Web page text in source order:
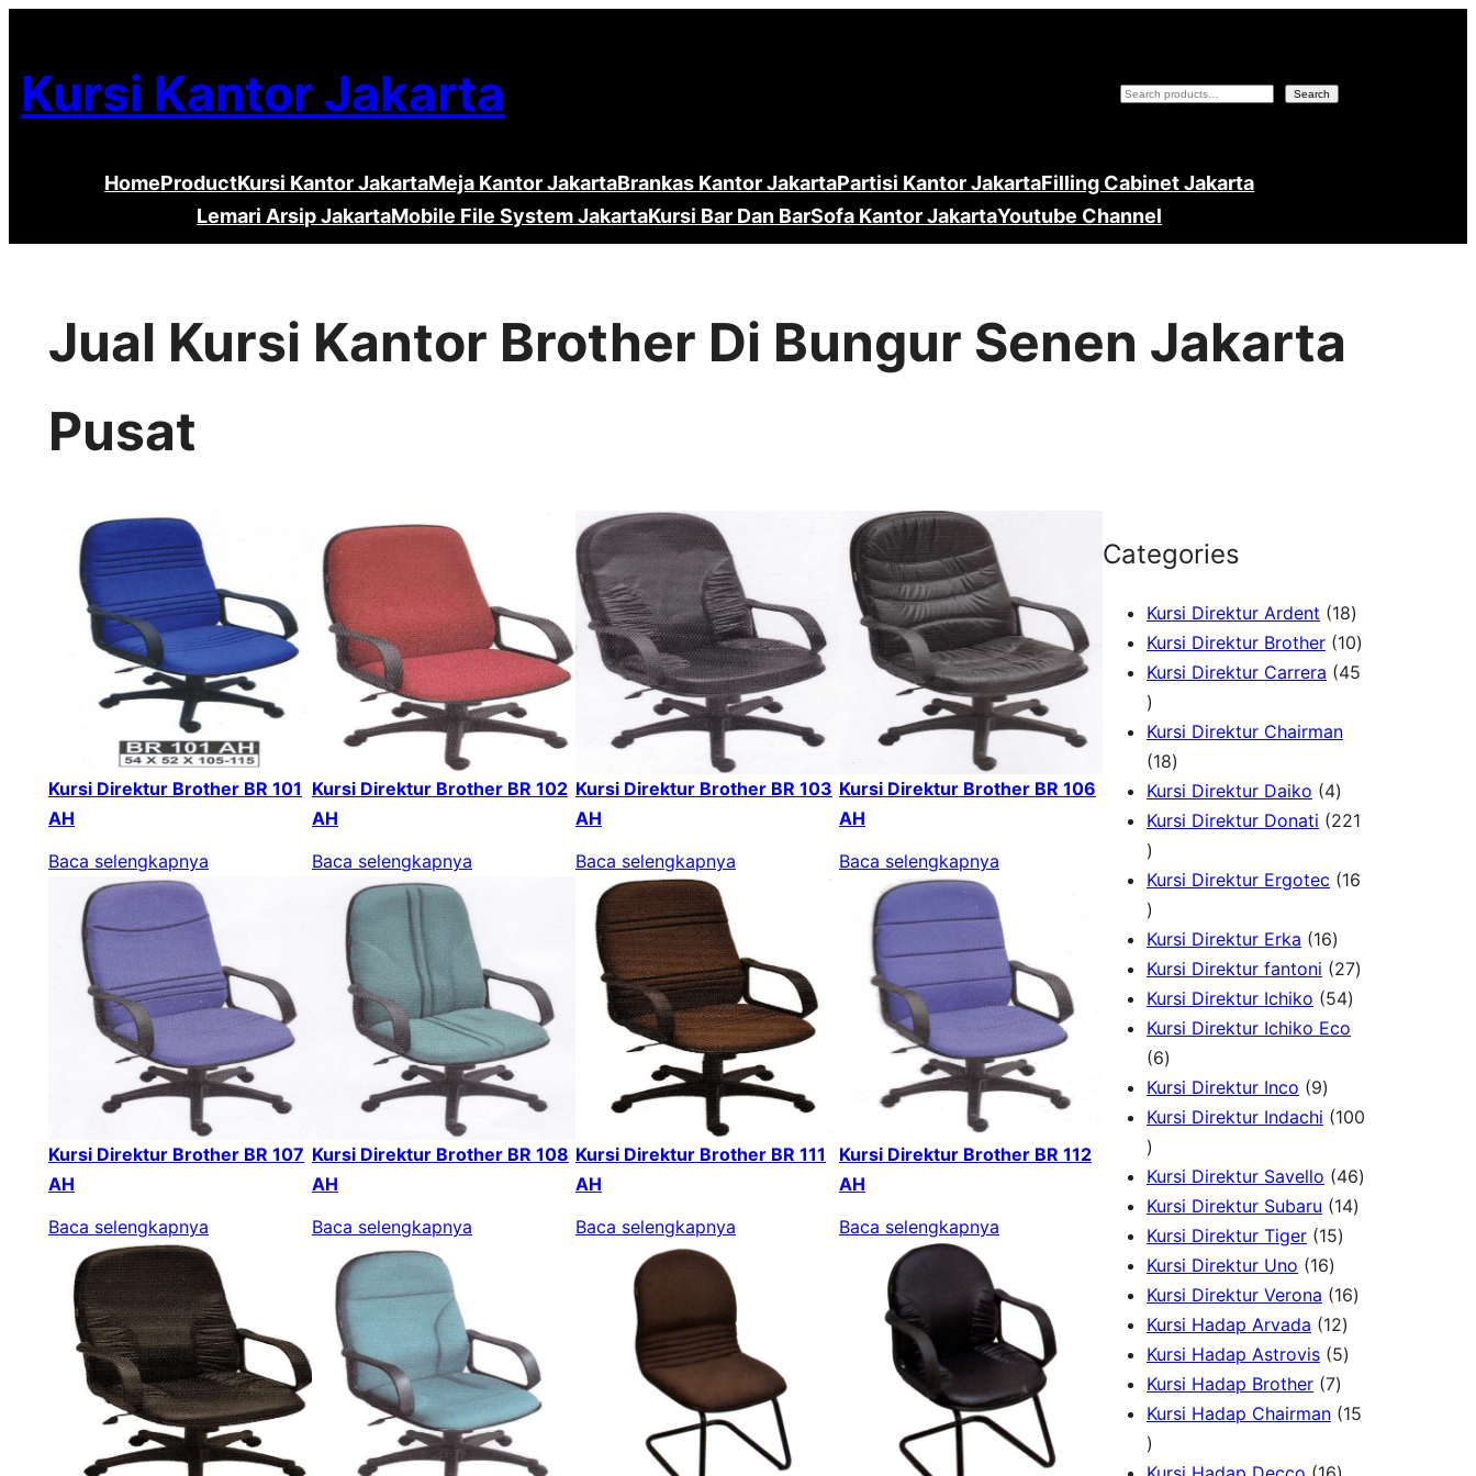
ke
konten
Kursi Kantor Jakarta Search Search
HomeProductKursi Kantor JakartaMeja Kantor JakartaBrankas Kantor JakartaPartisi Kantor JakartaFilling Cabinet Jakarta
Lemari Arsip JakartaMobile File System JakartaKursi Bar Dan BarSofa Kantor JakartaYoutube Channel
Jual Kursi Kantor Brother Di Bungur Senen Jakarta
Pusat
Kursi Direktur Brother BR 101
AH
Baca selengkapnya
Kursi Direktur Brother BR 102
AH
Baca selengkapnya
Kursi Direktur Brother BR 103
AH
Baca selengkapnya
Kursi Direktur Brother BR 106
AH
Baca selengkapnya
Kursi Direktur Brother BR 107
AH
Baca selengkapnya
Kursi Direktur Brother BR 108
AH
Baca selengkapnya
Kursi Direktur Brother BR 111
AH
Baca selengkapnya
Kursi Direktur Brother BR 112
AH
Baca selengkapnya
Categories
Kursi Direktur Ardent 181
8
P
k
Kursi Direktur Brother 101
0
u
Kursi Direktur Carrera
45
4
5
P
r
o
d
u
k
Kursi Direktur Chairman
181
8
P
o
u
k
Kursi Direktur Daiko 44
P
o
u
k
Kursi Direktur Donati
221
2
2
1
P
r
o
d
u
k
Kursi Direktur Ergotec
16
1
6
P
r
o
d
u
k
Kursi Direktur Erka 161
6
P
r
u
Kursi Direktur fantoni 272
d
k
Kursi Direktur Ichiko 545
4
o
u
k
Kursi Direktur Ichiko Eco
66
P
r
d
u
k
Kursi Direktur Inco 99
P
o
d
u
k
Kursi Direktur Indachi
100
1
0
0
P
r
o
d
u
k
Kursi Direktur Savello 464
Kursi Direktur Subaru 141
r
k
Kursi Direktur Tiger 151
P
r
o
d
u
Kursi Direktur Uno 161
6
P
r
o
d
k
Kursi Direktur Verona 161
o
Kursi Hadap Arvada 121
2
r
Kursi Hadap Astrovis 55
r
Kursi Hadap Brother 77
P
o
Kursi Hadap Chairman 15
1
5
1